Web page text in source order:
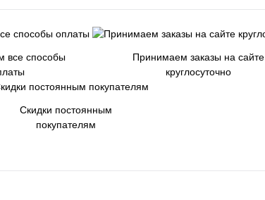
все способы
Принимаем заказы на сайте
круглосуточно
Скидки постоянным
покупателям